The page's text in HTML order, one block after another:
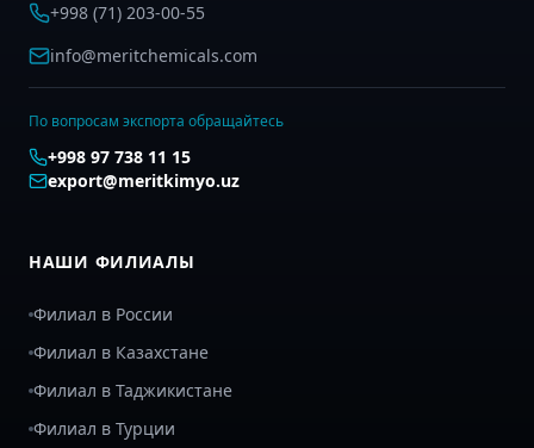
+998 (71) 203-00-55
info@meritchemicals.com
По вопросам экспорта обращайтесь
+998 97 738 11 15
export@meritkimyo.uz
НАШИ ФИЛИАЛЫ
Филиал в России
Филиал в Казахстане
Филиал в Таджикистане
Филиал в Турции